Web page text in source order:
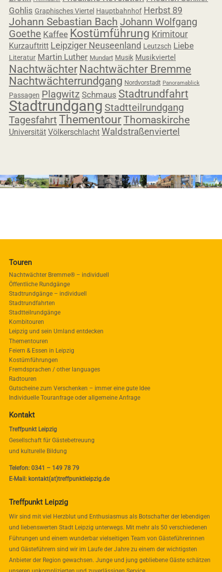
Gohlis Graphisches Viertel Hauptbahnhof Herbst 89
Johann Sebastian Bach Johann Wolfgang
Goethe Kaffee Kostümführung Krimitour
Kurzauftritt Leipziger Neuseenland Leutzsch Liebe
Literatur Martin Luther Mundart Musik Musikviertel
NachtwächterNachtwächter Bremme
Nachtwächterrundgang Nordvorstadt Panoramablick
Passagen Plagwitz Schmaus Stadtrundfahrt
Stadtrundgang Stadtteilrundgang
Tagesfahrt ThementourThomaskirche
Universität Völkerschlacht Waldstraßenviertel
Touren
Nachtwächter Bremme® – individuell
Öffentliche Rundgänge
Stadtrundgänge – individuell
Stadtrundfahrten
Stadtteilrundgänge
Kombitouren
Leipzig und sein Umland entdecken
Thementouren
Feiern & Essen in Leipzig
Kostümführungen
Fremdsprachen / other languages
Radtouren
Gutscheine zum Verschenken – immer eine gute Idee
Individuelle Touranfrage oder allgemeine Anfrage
Kontakt
Treffpunkt Leipzig
Gesellschaft für Gästebetreuung
und kulturelle Bildung
Telefon: 0341 – 149 78 79
E-Mail: kontakt(at)treffpunktleipzig.de
Treffpunkt Leipzig
Wir sind mit viel Herzblut und Enthusiasmus als Botschafter der lebendigen
und liebenswerten Stadt Leipzig unterwegs. Mit mehr als 50 verschiedenen
Führungen und einem wunderbar vielseitigen Team von Gästeführerinnen
und Gästeführern sind wir im Laufe der Jahre zu einem der wichtigsten
Anbieter der Region gewachsen. Junge und jung gebliebene Gäste schätzen